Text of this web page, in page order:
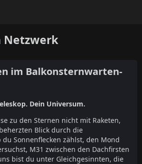
Netzwerk
im Balkonsternwarten-
Dein Universum.
zu den Sternen nicht mit Raketen,
Blick durch die
Sonnenflecken zählst, den Mond
M31 zwischen den Dachfirsten
bist du unter Gleichgesinnten, die